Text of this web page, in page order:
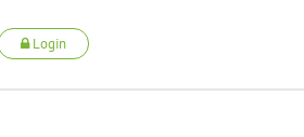
Login